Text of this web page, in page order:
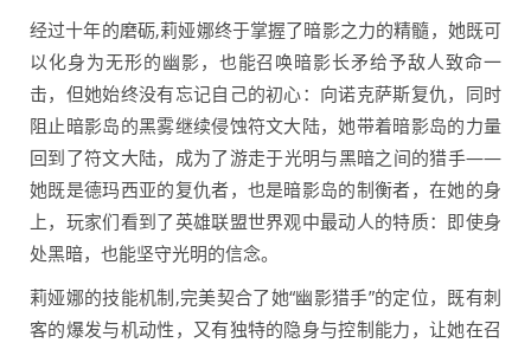
经过十年的磨砺,莉娅娜终于掌握了暗影之力的精髓，她既可
以化身为无形的幽影，也能召唤暗影长矛给予敌人致命一
击，但她始终没有忘记自己的初心：向诺克萨斯复仇，同时
阻止暗影岛的黑雾继续侵蚀符文大陆，她带着暗影岛的力量
回到了符文大陆，成为了游走于光明与黑暗之间的猎手——
她既是德玛西亚的复仇者，也是暗影岛的制衡者，在她的身
上，玩家们看到了英雄联盟世界观中最动人的特质：即使身
处黑暗，也能坚守光明的信念。
莉娅娜的技能机制,完美契合了她“幽影猎手”的定位，既有刺
客的爆发与机动性，又有独特的隐身与控制能力，让她在召